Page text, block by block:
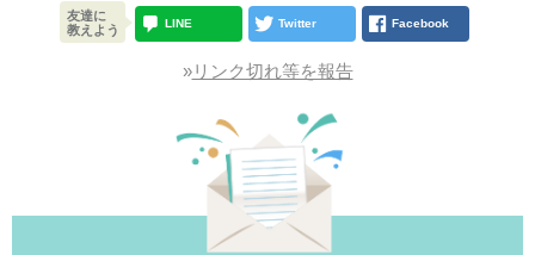
友達に
教えよう
LINE Twitter Facebook
»リンク切れ等を報告